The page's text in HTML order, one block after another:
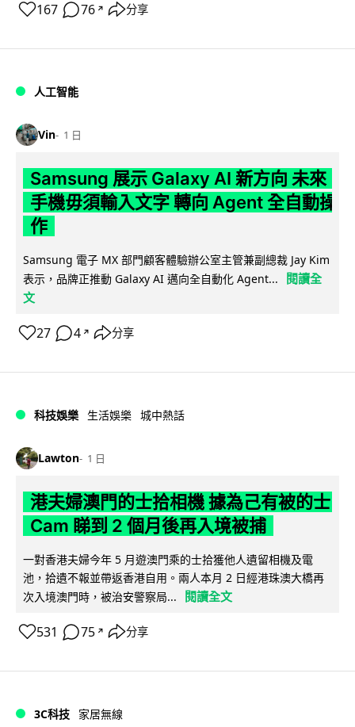
167 76 ↗ 分享
人工智能
Vin 1 日
Samsung 展示 Galaxy AI 新方向 未來
手機毋須輸入文字 轉向 Agent 全自動操
作
Samsung 電子 MX 部門顧客體驗辦公室主管兼副總裁 Jay Kim
表示，品牌正推動 Galaxy AI 邁向全自動化 Agent...
閱讀全
文
27 4 ↗ 分享
科技娛樂 生活娛樂 城中熱話
Lawton 1 日
港夫婦澳門的士拾相機 據為己有被的士
Cam 睇到 2 個月後再入境被捕
一對香港夫婦今年 5 月遊澳門乘的士拾獲他人遺留相機及電
池，拾遺不報並帶返香港自用。兩人本月 2 日經港珠澳大橋再
次入境澳門時，被治安警察局...
閱讀全文
531 75 ↗ 分享
3C科技 家居無線